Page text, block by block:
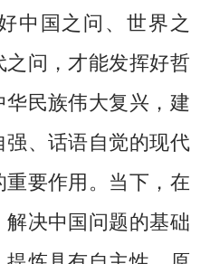
中国之问、世界之
问，才能发挥好哲
民族伟大复兴，建
、话语自觉的现代
要作用。当下，在
决中国问题的基础